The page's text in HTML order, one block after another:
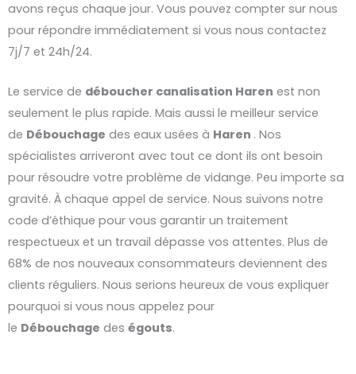
avons reçus chaque jour. Vous pouvez compter sur nous
pour répondre immédiatement si vous nous contactez
7j/7 et 24h/24.
Le service de déboucher canalisation Haren est non
seulement le plus rapide. Mais aussi le meilleur service
de Débouchage des eaux usées à Haren . Nos
spécialistes arriveront avec tout ce dont ils ont besoin
pour résoudre votre problème de vidange. Peu importe sa
gravité. À chaque appel de service. Nous suivons notre
code d’éthique pour vous garantir un traitement
respectueux et un travail dépasse vos attentes. Plus de
68% de nos nouveaux consommateurs deviennent des
clients réguliers. Nous serions heureux de vous expliquer
pourquoi si vous nous appelez pour
le Débouchage des égouts.